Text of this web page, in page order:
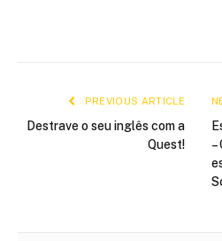
PREVIOUS ARTICLE
Destrave o seu inglês com a
Quest!
–